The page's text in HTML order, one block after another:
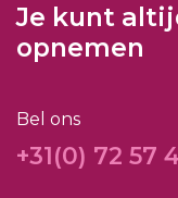
Je kunt
opnemen
Bel ons
+31(0) 72 57